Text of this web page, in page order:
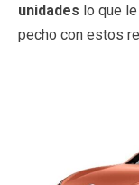
unidades lo que
pecho con estos